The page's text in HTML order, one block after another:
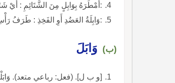
:أَمْطَرَهُ بِوَابِلٍ مِنَ الشَّتَائِمِ : أَيْ
:وَابِلَةُ العَضُدِ أَوِ الفَخِذِ : طَرَفُ
(ب) وَابَلَ
[و ب ل]. (فعل: رباعي متعد).